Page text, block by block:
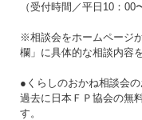
（受付時間／平日10：
※相談会をホームページ
欄」に具体的な相談内容
●くらしのおかね相談会
過去に日本ＦＰ協会の無
す。